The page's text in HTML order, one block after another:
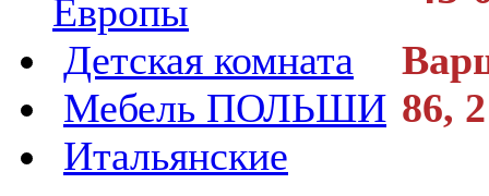
Европы
Детская комната
Мебель ПОЛЬШИ
Итальянские
86,